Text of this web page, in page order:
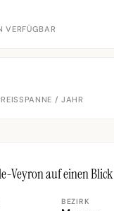
VERFÜGBAR
/ JAHR
Veyron auf einen Blick
BEZIRK